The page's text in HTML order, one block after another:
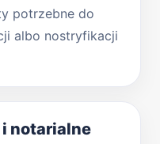
potrzebne do
albo nostryfikacji
notarialne